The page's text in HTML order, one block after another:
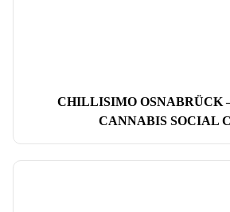
CHILLISIMO OSNABRÜCK
CANNABIS SOCIAL